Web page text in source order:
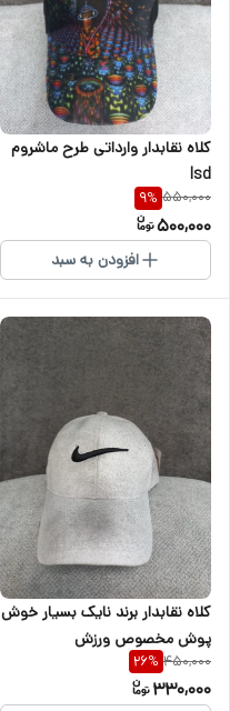
کلاه نقابدار وارداتی طرح ماشروم
lsd
550,000
9%
500,000
افزودن به سبد
کلاه نقابدار برند نایک بسیار خوش
پوش مخصوص ورزش
450,000
26%
330,000